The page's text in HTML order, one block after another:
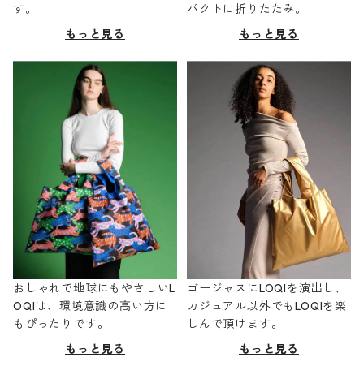
す。
もっと見る
パクトに折りたたみ。
もっと見る
おしゃれで地球にもやさしいL
OQIは、環境意識の高い方に
もぴったりです。
もっと見る
ゴージャスにLOQIを演出し、
カジュアル以外でもLOQIを楽
しんで頂けます。
もっと見る